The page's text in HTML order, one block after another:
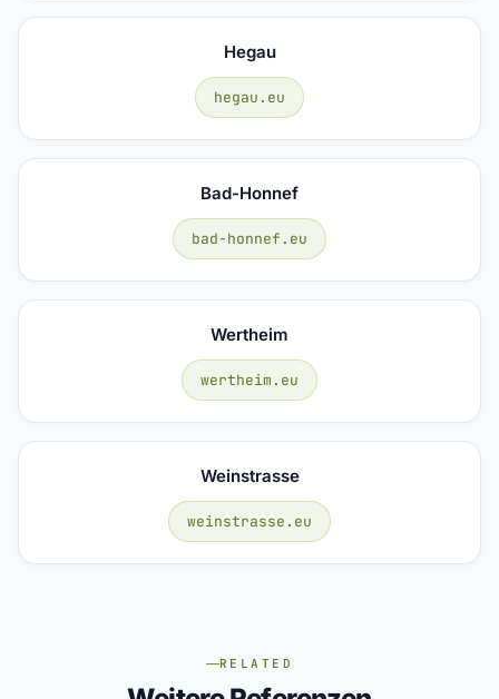
Hegau
hegau.eu
Bad-Honnef
bad-honnef.eu
Wertheim
wertheim.eu
Weinstrasse
weinstrasse.eu
RELATED